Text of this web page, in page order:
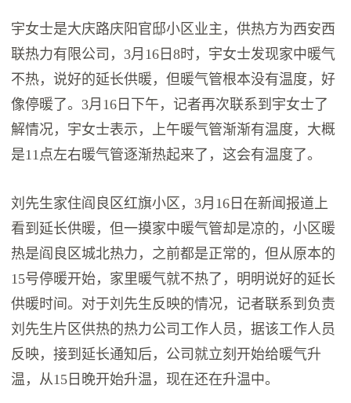
宇女士是大庆路庆阳官邸小区业主，供热方为西安西
联热力有限公司，3月16日8时，宇女士发现家中暖气
不热，说好的延长供暖，但暖气管根本没有温度，好
像停暖了。3月16日下午，记者再次联系到宇女士了
解情况，宇女士表示，上午暖气管渐渐有温度，大概
是11点左右暖气管逐渐热起来了，这会有温度了。
刘先生家住阎良区红旗小区，3月16日在新闻报道上
看到延长供暖，但一摸家中暖气管却是凉的，小区暖
热是阎良区城北热力，之前都是正常的，但从原本的
15号停暖开始，家里暖气就不热了，明明说好的延长
供暖时间。对于刘先生反映的情况，记者联系到负责
刘先生片区供热的热力公司工作人员，据该工作人员
反映，接到延长通知后，公司就立刻开始给暖气升
温，从15日晚开始升温，现在还在升温中。